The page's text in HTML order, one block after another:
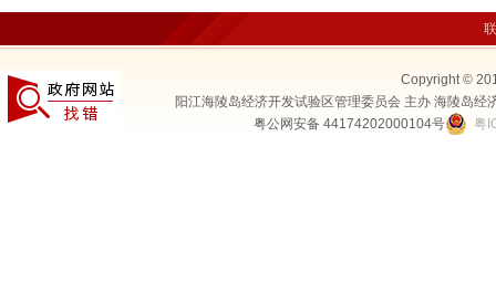
Copyright ©
阳江海陵岛经济开发试验区管理委员会 主办 海陵岛
粤公网安备 44174202000104号
粤